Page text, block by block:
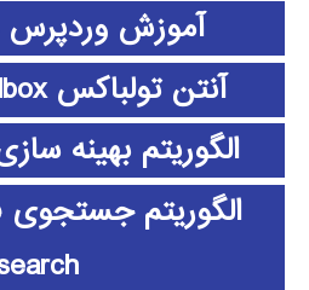
آموزش وردپرس wordpress
آنتن تولباکس antenna toolbox
الگوریتم بهینه